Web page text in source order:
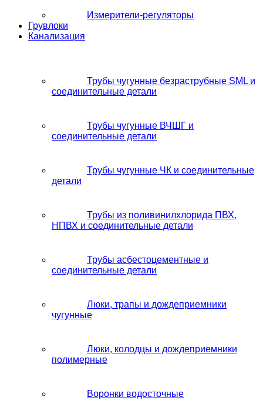
Измерители-регуляторы
Грувлоки
Канализация
Трубы чугунные безраструбные SML и
соединительные детали
Трубы чугунные ВЧШГ и
соединительные детали
Трубы чугунные ЧК и соединительные
детали
Трубы из поливинилхлорида ПВХ,
НПВХ и соединительные детали
Трубы асбестоцементные и
соединительные детали
Люки, трапы и дождеприемники
чугунные
Люки, колодцы и дождеприемники
полимерные
Воронки водосточные